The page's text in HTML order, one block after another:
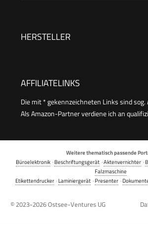
HERSTELLER
AFFILIATELINKS
Die mit * gekennzeichneten Links sind
Als Amazon-Partner verdiene ich an
Weitere thematisch passende
Büroelektronik ·Beschriftungsgerät ·Aktenvernichter ·
Falzmaschine
Etikettendrucker ·Laminiergerät ·Presenter ·
© 2023-2026Ostsee-Ventures UG